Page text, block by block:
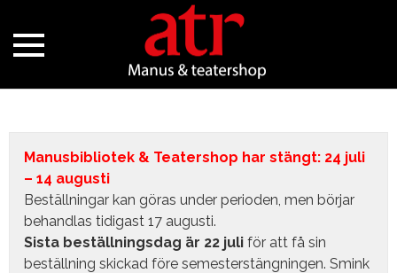
Manusbibliotek & Teatershop har stängt: 24 juli
– 14 augusti
Beställningar kan göras under perioden, men börjar
behandlas tidigast 17 augusti.
Sista beställningsdag är 22 juli för att få sin
beställning skickad före semesterstängningen. Smink